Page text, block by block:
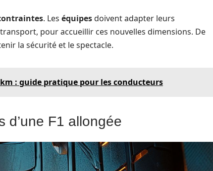
. Les équipesdoivent adapter leurs
pour accueillir ces nouvelles dimensions. De
la sécurité et le spectacle.
: guide pratique pour les conducteurs
d’une F1 allongée